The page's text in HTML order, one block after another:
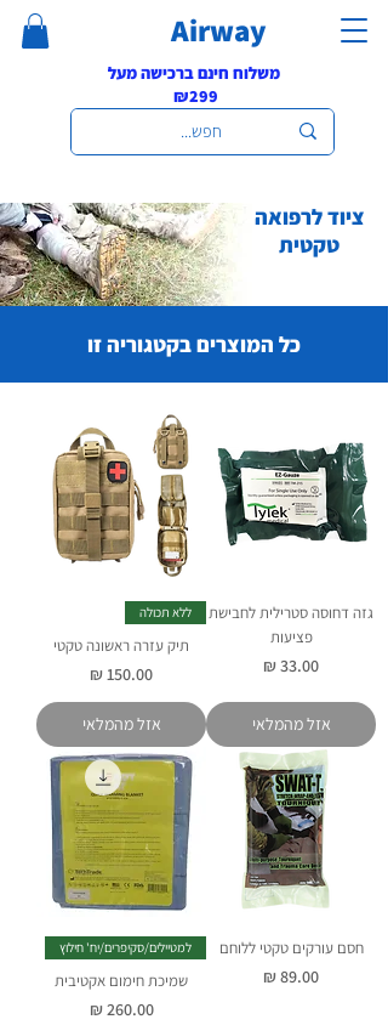
Airway
משלוח חינם ברכישה מעל
₪299
ציוד לרפואה
טקטית
כל המוצרים בקטגוריה זו
גזה דחוסה סטרילית לחבישת
פציעות
מחיר
אזל מהמלאי
ללא תכולה
תיק עזרה ראשונה טקטי
מחיר
אזל מהמלאי
חסם עורקים טקטי ללוחם
מחיר
למטיילים/סקיפרים/יח' חילוץ
שמיכת חימום אקטיבית
מחיר‏260.00 ‏₪